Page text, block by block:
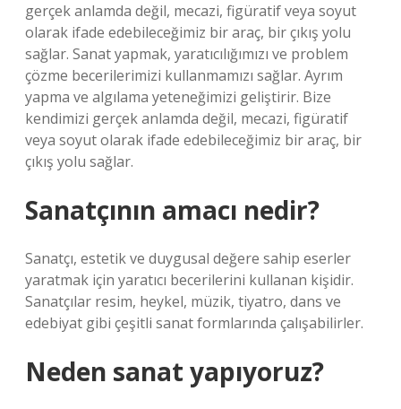
gerçek anlamda değil, mecazi, figüratif veya soyut
olarak ifade edebileceğimiz bir araç, bir çıkış yolu
sağlar. Sanat yapmak, yaratıcılığımızı ve problem
çözme becerilerimizi kullanmamızı sağlar. Ayrım
yapma ve algılama yeteneğimizi geliştirir. Bize
kendimizi gerçek anlamda değil, mecazi, figüratif
veya soyut olarak ifade edebileceğimiz bir araç, bir
çıkış yolu sağlar.
Sanatçının amacı nedir?
Sanatçı, estetik ve duygusal değere sahip eserler
yaratmak için yaratıcı becerilerini kullanan kişidir.
Sanatçılar resim, heykel, müzik, tiyatro, dans ve
edebiyat gibi çeşitli sanat formlarında çalışabilirler.
Neden sanat yapıyoruz?